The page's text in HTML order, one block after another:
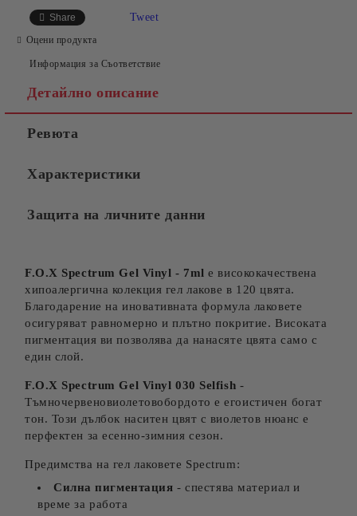
Съгласен съм с
Ние ще се свържем с вас в рамките на работния ден.
Share Tweet
Оцени продукта
Информация за Съответствие
Детайлно описание
Ревюта
Характеристики
Защита на личните данни
F.O.X Spectrum Gel Vinyl - 7ml е висококачествена
хипоалергична колекция гел лакове в 120 цвята.
Благодарение на иновативната формула лаковете
осигуряват равномерно и плътно покритие. Високата
пигментация ви позволява да нанасяте цвята само с
един слой.
F.O.X Spectrum Gel Vinyl 030 Selfish -
Тъмночервеновиолетовобордото е егоистичен богат
тон. Този дълбок наситен цвят с виолетов нюанс е
перфектен за есенно-зимния сезон.
Предимства на гел лаковете Spectrum:
Силна пигментация - спестява материал и
време за работа